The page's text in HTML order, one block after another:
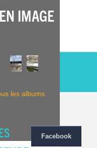
EN IMAGE
les albums
Facebook